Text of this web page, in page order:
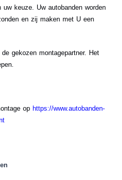
keuze. Uw autobanden worden
en zij maken met U een
gekozen montagepartner. Het
op https://www.autobanden-